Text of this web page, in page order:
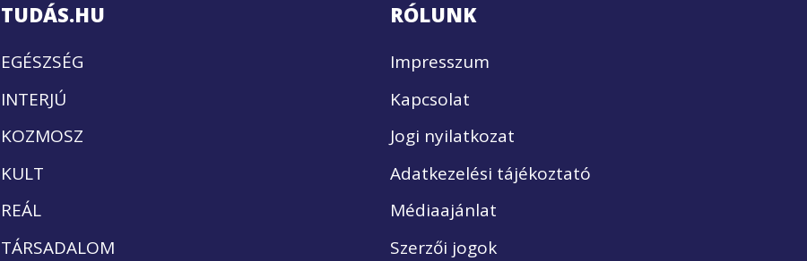
TUDÁS.HU
EGÉSZSÉG
INTERJÚ
KOZMOSZ
KULT
REÁL
TÁRSADALOM
RÓLUNK
Impresszum
Kapcsolat
Jogi nyilatkozat
Adatkezelési tájékoztató
Médiaajánlat
Szerzői jogok